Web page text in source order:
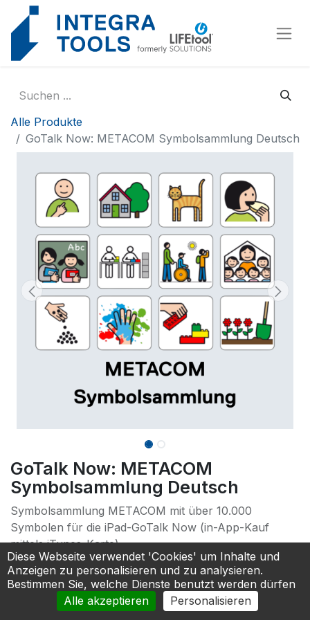
Alle Produkte
GoTalk Now: METACOM Symbolsammlung Deutsch
GoTalk Now: METACOM
Symbolsammlung Deutsch
Symbolsammlung METACOM mit über 10.000
Symbolen für die iPad-GoTalk Now (in-App-Kauf
mittels iTunes-Karte) .
*Kann nur gemeinsam mit der App GoTalkNow und
einem LIFEpad Kommunikationsbundle bestellt
Cookie-Einstellungen
Diese Webseite verwendet 'Cookies' um Inhalte und
Anzeigen zu personalisieren und zu analysieren.
Bestimmen Sie, welche Dienste benutzt werden dürfen
Alle akzeptieren
Personalisieren